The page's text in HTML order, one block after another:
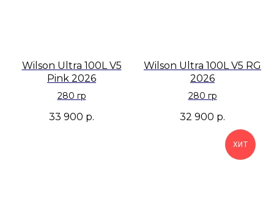
Wilson Ultra 100L V5
Pink 2026
280 гр
33 900 р.
Wilson Ultra 100L V5 RG
2026
280 гр
32 900 р.
ХИТ